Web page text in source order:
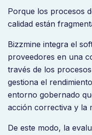
Porque los procesos
calidad están
Bizzmine integra el
proveedores en una
través de los
gestiona el
entorno gobernado
acción correctiva y la
De este modo, la